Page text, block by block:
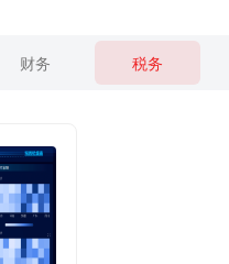
财务 税务